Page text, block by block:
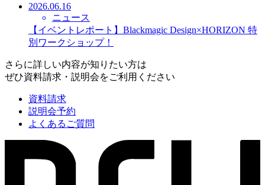
2026.06.16
ニュース
【イベントレポート】Blackmagic Design×HORIZON 特
別ワークショップ！
さらに詳しい内容が知りたい方は
ぜひ資料請求・説明会をご利用ください
資料請求
説明会予約
よくあるご質問